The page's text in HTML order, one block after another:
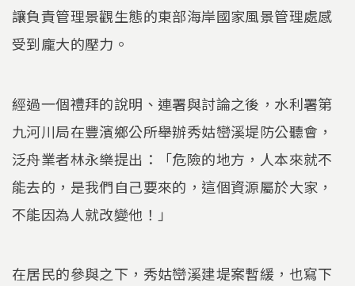
讓負責管理景觀生態的東部海岸國家風景管理處感
受到龐大的壓力。
經過一個禮拜的說明、連署與討論之後，水利署第
九河川局在豐濱鄉公所舉辦秀姑巒溪堤防公聽會，
泛舟業者林永樂提出：「危險的地方，人本來就不
能去的，是我們自己要來的，這個資源屬於大家，
不能因為人就改變他！」
在居民的參與之下，秀姑巒溪建堤案暫緩，也寫下